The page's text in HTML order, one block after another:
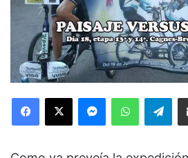
Telegram